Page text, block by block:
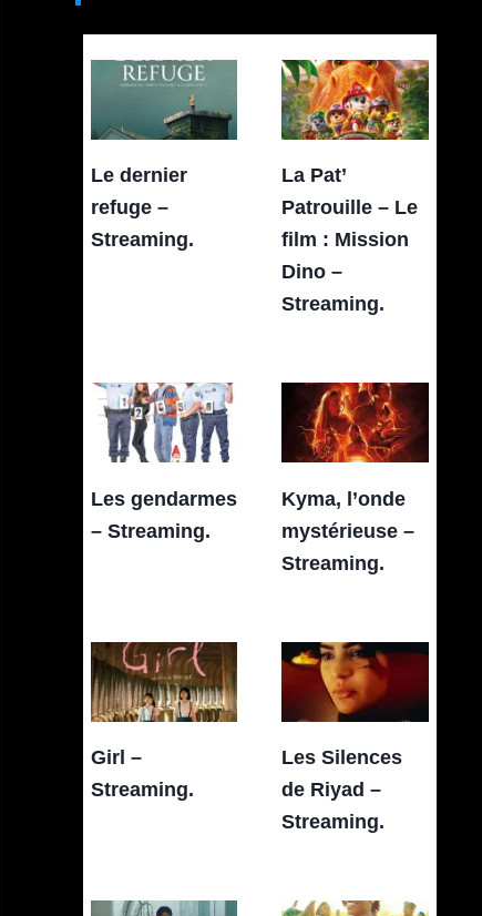
Le dernier
refuge –
Streaming.
La Pat’
Patrouille – Le
film : Mission
Dino –
Streaming.
Les gendarmes
– Streaming.
Kyma, l’onde
mystérieuse –
Streaming.
Girl –
Streaming.
Les Silences
de Riyad –
Streaming.